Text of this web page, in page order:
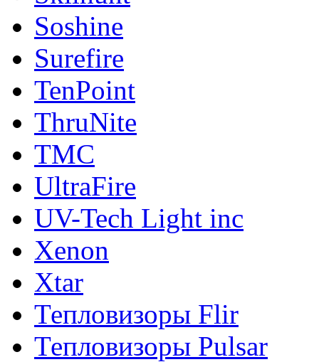
Soshine
Surefire
TenPoint
ThruNite
TMC
UltraFire
UV-Tech Light inc
Xenon
Xtar
Тепловизоры Flir
Тепловизоры Pulsar